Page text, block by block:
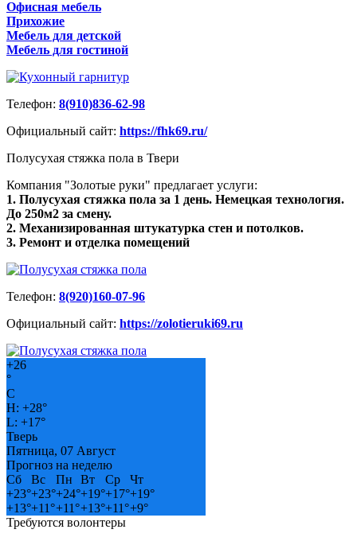
Офисная мебель
Прихожие
Мебель для детской
Мебель для гостиной
Телефон: 8(910)836-62-98
Официальный сайт: https://fhk69.ru/
Полусухая стяжка пола в Твери
Компания "Золотые руки" предлагает услуги:
1. Полусухая стяжка пола за 1 день. Немецкая технология.
До 250м2 за смену.
2. Механизированная штукатурка стен и потолков.
3. Ремонт и отделка помещений
Телефон: 8(920)160-07-96
Официальный сайт: https://zolotieruki69.ru
+26
°
C
H: +28°
L: +17°
Тверь
Пятница, 07 Август
Прогноз на неделю
Сб
Вс Пн Вт Ср
Чт
+23°+23°+24°+19°+17°+19°
+13°+11°+11°+13°+11°+9°
Требуются волонтеры